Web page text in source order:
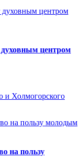
центром
и Холмогорского
на пользу